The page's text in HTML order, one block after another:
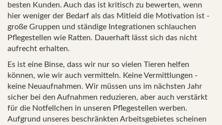
besten Kunden. Auch das ist kritisch zu bewerten, wenn
hier weniger der Bedarf als das Mitleid die Motivation ist -
große Gruppen und ständige Integrationen schlauchen
Pflegestellen wie Ratten. Dauerhaft lässt sich das nicht
aufrecht erhalten.
Es ist eine Binse, dass wir nur so vielen Tieren helfen
können, wie wir auch vermitteln. Keine Vermittlungen -
keine Neuaufnahmen. Wir müssen uns im nächsten Jahr
sicher bei den Aufnahmen reduzieren, aber auch verstärkt
für die Notfellchen in unseren Pflegestellen werben.
Aufgrund unseres beschränkten Arbeitsgebietes scheinen